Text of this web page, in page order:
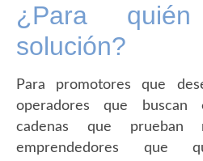
¿Para
solución?
Para promotores que
operadores que buscan
cadenas que prueban
emprendedores que